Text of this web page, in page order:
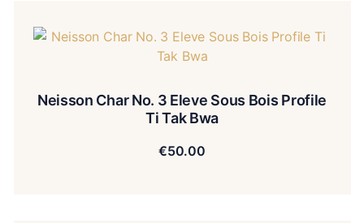
Neisson Char No. 3 Eleve Sous Bois Profile
Ti Tak Bwa
€50.00